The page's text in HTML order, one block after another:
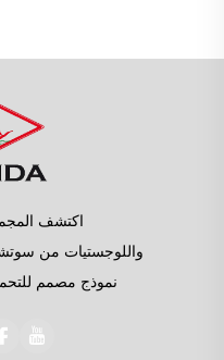
اكتشف
نموذج مصمم للتحمل